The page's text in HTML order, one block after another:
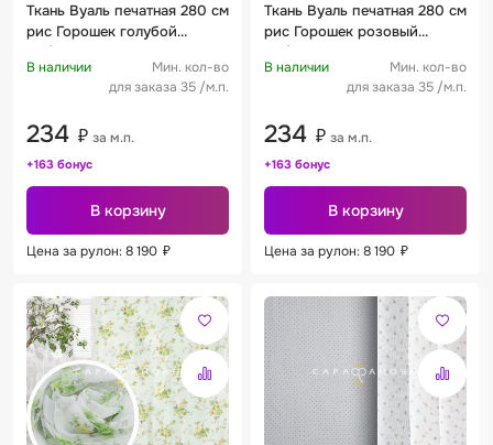
Ткань Вуаль печатная 280 см
рис Горошек голубой
06/280
В наличии
Мин. кол-во
для заказа 35 /м.п.
234 ₽ за м.п.
+163 бонус
В корзину
Цена за рулон: 8 190 ₽
Ткань Вуаль печатная 280 см
рис Горошек розовый
05/280
В наличии
Мин. кол-во
для заказа 35 /м.п.
234 ₽ за м.п.
+163 бонус
В корзину
Цена за рулон: 8 190 ₽